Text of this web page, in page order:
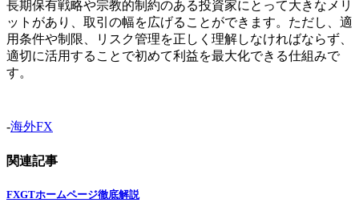
長期保有戦略や宗教的制約のある投資家にとって大きなメリ
ットがあり、取引の幅を広げることができます。ただし、適
用条件や制限、リスク管理を正しく理解しなければならず、
適切に活用することで初めて利益を最大化できる仕組みで
す。
-海外FX
関連記事
FXGTホームページ徹底解説